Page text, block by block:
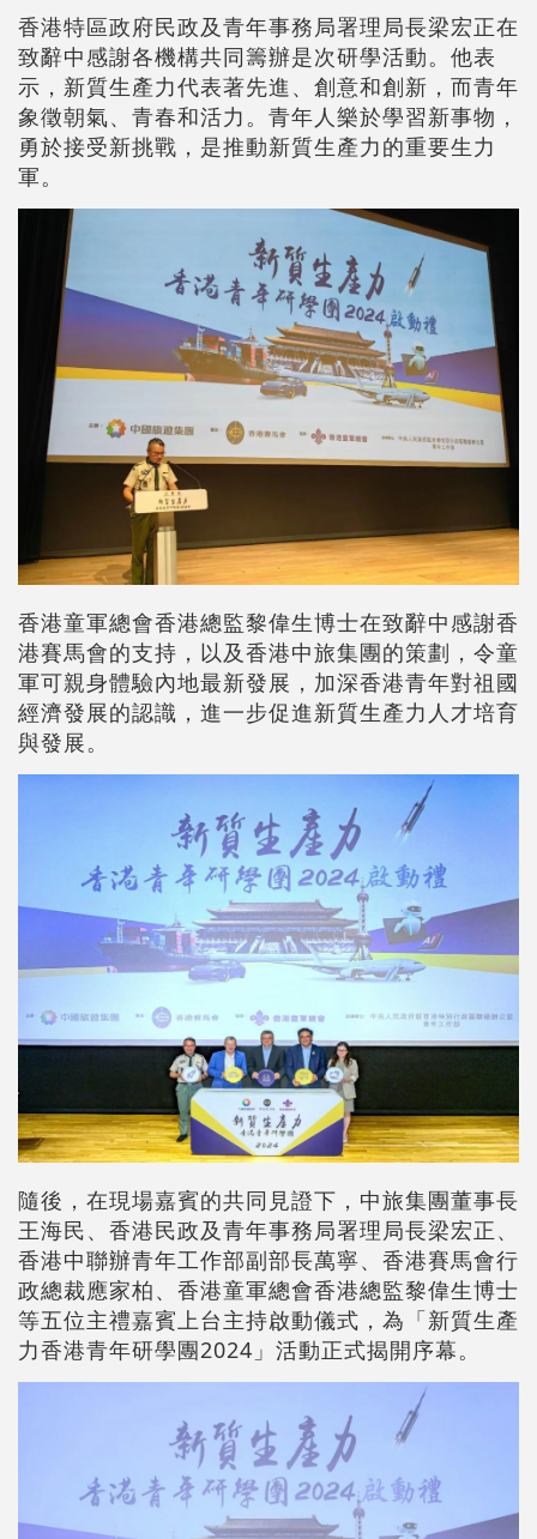
香港特區政府民政及青年事務局署理局長梁宏正在
致辭中感謝各機構共同籌辦是次研學活動。他表
示，新質生產力代表著先進、創意和創新，而青年
象徵朝氣、青春和活力。青年人樂於學習新事物，
勇於接受新挑戰，是推動新質生產力的重要生力
軍。
香港童軍總會香港總監黎偉生博士在致辭中感謝香
港賽馬會的支持，以及香港中旅集團的策劃，令童
軍可親身體驗內地最新發展，加深香港青年對祖國
經濟發展的認識，進一步促進新質生產力人才培育
與發展。
隨後，在現場嘉賓的共同見證下，中旅集團董事長
王海民、香港民政及青年事務局署理局長梁宏正、
香港中聯辦青年工作部副部長萬寧、香港賽馬會行
政總裁應家柏、香港童軍總會香港總監黎偉生博士
等五位主禮嘉賓上台主持啟動儀式，為「新質生產
力香港青年研學團2024」活動正式揭開序幕。